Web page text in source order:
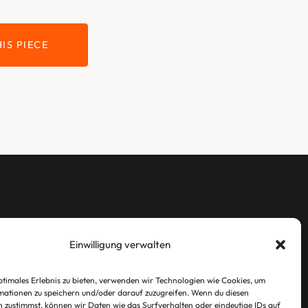
Einwilligung verwalten
Erlebnis zu bieten, verwenden wir Technologien wie Cookies, um
zu speichern und/oder darauf zuzugreifen. Wenn du diesen
zustimmst, können wir Daten wie das Surfverhalten oder eindeutige IDs auf
PIECE
Privacy Policy